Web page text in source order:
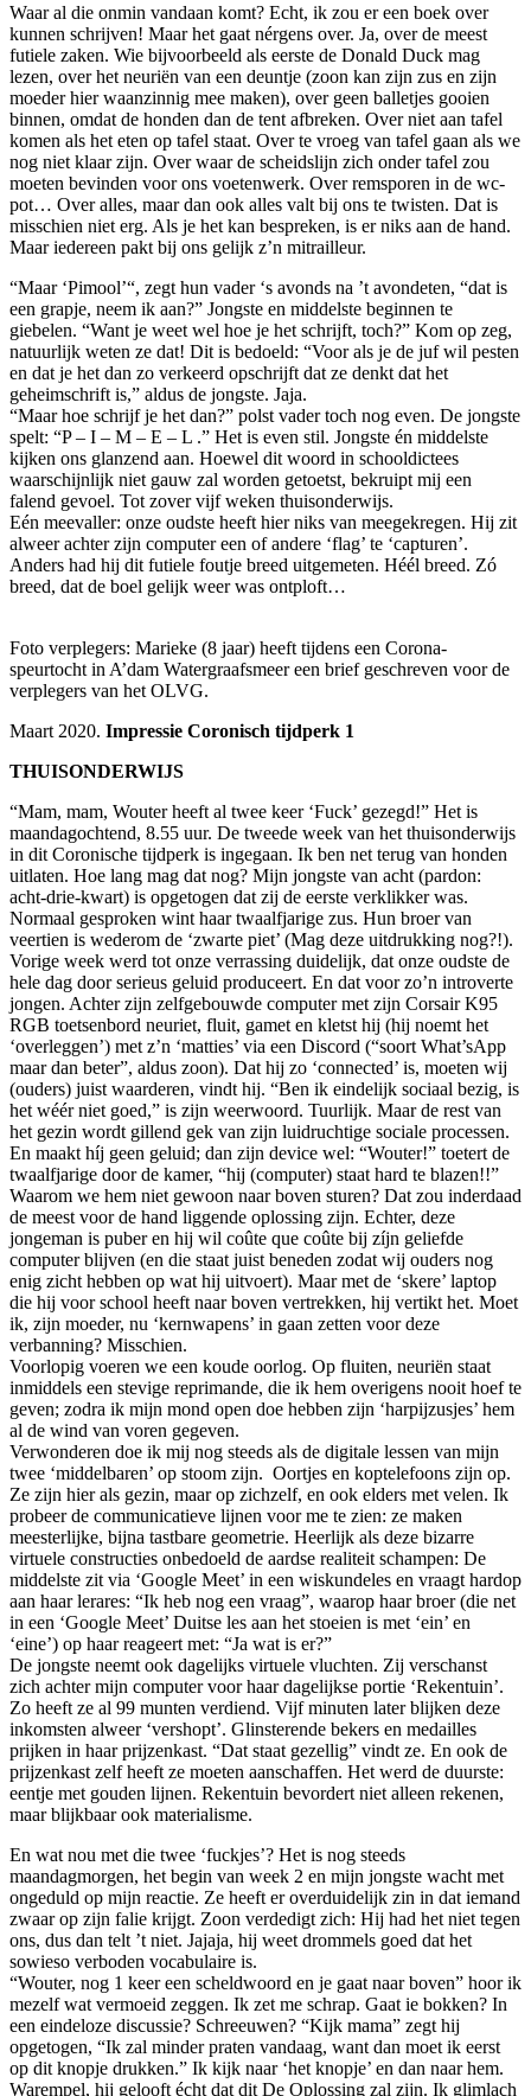
Waar al die onmin vandaan komt? Echt, ik zou er een boek over
kunnen schrijven! Maar het gaat nérgens over. Ja, over de meest
futiele zaken. Wie bijvoorbeeld als eerste de Donald Duck mag
lezen, over het neuriën van een deuntje (zoon kan zijn zus en zijn
moeder hier waanzinnig mee maken), over geen balletjes gooien
binnen, omdat de honden dan de tent afbreken. Over niet aan tafel
komen als het eten op tafel staat. Over te vroeg van tafel gaan als we
nog niet klaar zijn. Over waar de scheidslijn zich onder tafel zou
moeten bevinden voor ons voetenwerk. Over remsporen in de wc-
pot… Over alles, maar dan ook alles valt bij ons te twisten. Dat is
misschien niet erg. Als je het kan bespreken, is er niks aan de hand.
Maar iedereen pakt bij ons gelijk z’n mitrailleur.
“Maar ‘Pimool’“, zegt hun vader ‘s avonds na ’t avondeten, “dat is
een grapje, neem ik aan?” Jongste en middelste beginnen te
giebelen. “Want je weet wel hoe je het schrijft, toch?” Kom op zeg,
natuurlijk weten ze dat! Dit is bedoeld: “Voor als je de juf wil pesten
en dat je het dan zo verkeerd opschrijft dat ze denkt dat het
geheimschrift is,” aldus de jongste. Jaja.
“Maar hoe schrijf je het dan?” polst vader toch nog even. De jongste
spelt: “P – I – M – E – L .” Het is even stil. Jongste én middelste
kijken ons glanzend aan. Hoewel dit woord in schooldictees
waarschijnlijk niet gauw zal worden getoetst, bekruipt mij een
falend gevoel. Tot zover vijf weken thuisonderwijs.
Eén meevaller: onze oudste heeft hier niks van meegekregen. Hij zit
alweer achter zijn computer een of andere ‘flag’ te ‘capturen’.
Anders had hij dit futiele foutje breed uitgemeten. Héél breed. Zó
breed, dat de boel gelijk weer was ontploft…
Foto verplegers: Marieke (8 jaar) heeft tijdens een Corona-
speurtocht in A’dam Watergraafsmeer een brief geschreven voor de
verplegers van het OLVG.
Maart 2020. Impressie Coronisch tijdperk 1
THUISONDERWIJS
“Mam, mam, Wouter heeft al twee keer ‘Fuck’ gezegd!” Het is
maandagochtend, 8.55 uur. De tweede week van het thuisonderwijs
in dit Coronische tijdperk is ingegaan. Ik ben net terug van honden
uitlaten. Hoe lang mag dat nog? Mijn jongste van acht (pardon:
acht-drie-kwart) is opgetogen dat zij de eerste verklikker was.
Normaal gesproken wint haar twaalfjarige zus. Hun broer van
veertien is wederom de ‘zwarte piet’ (Mag deze uitdrukking nog?!).
Vorige week werd tot onze verrassing duidelijk, dat onze oudste de
hele dag door serieus geluid produceert. En dat voor zo’n introverte
jongen. Achter zijn zelfgebouwde computer met zijn Corsair K95
RGB toetsenbord neuriet, fluit, gamet en kletst hij (hij noemt het
‘overleggen’) met z’n ‘matties’ via een Discord (“soort What’sApp
maar dan beter”, aldus zoon). Dat hij zo ‘connected’ is, moeten wij
(ouders) juist waarderen, vindt hij. “Ben ik eindelijk sociaal bezig, is
het wéér niet goed,” is zijn weerwoord. Tuurlijk. Maar de rest van
het gezin wordt gillend gek van zijn luidruchtige sociale processen.
En maakt híj geen geluid; dan zijn device wel: “Wouter!” toetert de
twaalfjarige door de kamer, “hij (computer) staat hard te blazen!!”
Waarom we hem niet gewoon naar boven sturen? Dat zou inderdaad
de meest voor de hand liggende oplossing zijn. Echter, deze
jongeman is puber en hij wil coûte que coûte bij zíjn geliefde
computer blijven (en die staat juist beneden zodat wij ouders nog
enig zicht hebben op wat hij uitvoert). Maar met de ‘skere’ laptop
die hij voor school heeft naar boven vertrekken, hij vertikt het. Moet
ik, zijn moeder, nu ‘kernwapens’ in gaan zetten voor deze
verbanning? Misschien.
Voorlopig voeren we een koude oorlog. Op fluiten, neuriën staat
inmiddels een stevige reprimande, die ik hem overigens nooit hoef te
geven; zodra ik mijn mond open doe hebben zijn ‘harpijzusjes’ hem
al de wind van voren gegeven.
Verwonderen doe ik mij nog steeds als de digitale lessen van mijn
twee ‘middelbaren’ op stoom zijn. Oortjes en koptelefoons zijn op.
Ze zijn hier als gezin, maar op zichzelf, en ook elders met velen. Ik
probeer de communicatieve lijnen voor me te zien: ze maken
meesterlijke, bijna tastbare geometrie. Heerlijk als deze bizarre
virtuele constructies onbedoeld de aardse realiteit schampen: De
middelste zit via ‘Google Meet’ in een wiskundeles en vraagt hardop
aan haar lerares: “Ik heb nog een vraag”, waarop haar broer (die net
in een ‘Google Meet’ Duitse les aan het stoeien is met ‘ein’ en
‘eine’) op haar reageert met: “Ja wat is er?”
De jongste neemt ook dagelijks virtuele vluchten. Zij verschanst
zich achter mijn computer voor haar dagelijkse portie ‘Rekentuin’.
Zo heeft ze al 99 munten verdiend. Vijf minuten later blijken deze
inkomsten alweer ‘vershopt’. Glinsterende bekers en medailles
prijken in haar prijzenkast. “Dat staat gezellig” vindt ze. En ook de
prijzenkast zelf heeft ze moeten aanschaffen. Het werd de duurste:
eentje met gouden lijnen. Rekentuin bevordert niet alleen rekenen,
maar blijkbaar ook materialisme.
En wat nou met die twee ‘fuckjes’? Het is nog steeds
maandagmorgen, het begin van week 2 en mijn jongste wacht met
ongeduld op mijn reactie. Ze heeft er overduidelijk zin in dat iemand
zwaar op zijn falie krijgt. Zoon verdedigt zich: Hij had het niet tegen
ons, dus dan telt ’t niet. Jajaja, hij weet drommels goed dat het
sowieso verboden vocabulaire is.
“Wouter, nog 1 keer een scheldwoord en je gaat naar boven” hoor ik
mezelf wat vermoeid zeggen. Ik zet me schrap. Gaat ie bokken? In
een eindeloze discussie? Schreeuwen? “Kijk mama” zegt hij
opgetogen, “Ik zal minder praten vandaag, want dan moet ik eerst
op dit knopje drukken.” Ik kijk naar ‘het knopje’ en dan naar hem.
Warempel, hij gelooft écht dat dit De Oplossing zal zijn. Ik glimlach